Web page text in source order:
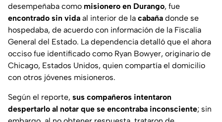
desempeñaba como misionero en Durango, fue
encontrado sin vida al interior de la cabaña donde se
hospedaba, de acuerdo con información de la Fiscalía
General del Estado. La dependencia detalló que el ahora
occiso fue identificado como Ryan Bowyer, originario de
Chicago, Estados Unidos, quien compartía el domicilio
con otros jóvenes misioneros.
Según el reporte, sus compañeros intentaron
despertarlo al notar que se encontraba inconsciente; sin